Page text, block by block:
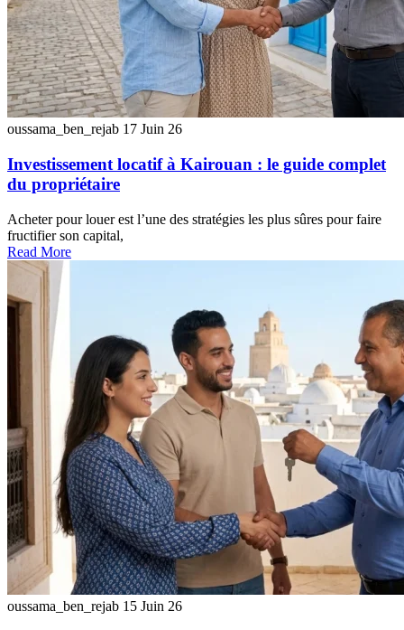
oussama_ben_rejab 17 Juin 26
Investissement locatif à Kairouan : le guide complet
du propriétaire
Acheter pour louer est l’une des stratégies les plus sûres pour faire
fructifier son capital,
Read More
oussama_ben_rejab 15 Juin 26